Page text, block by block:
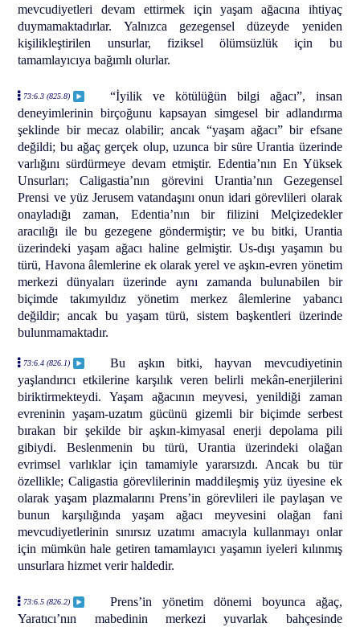
mevcudiyetleri devam ettirmek için yaşam ağacına ihtiyaç
duymamaktadırlar. Yalnızca gezegensel düzeyde yeniden
kişilikleştirilen unsurlar, fiziksel ölümsüzlük için bu
tamamlayıcıya bağımlı olurlar.
73:6.3 (825.8)
“İyilik ve kötülüğün bilgi ağacı”, insan
deneyimlerinin birçoğunu kapsayan simgesel bir adlandırma
şeklinde bir mecaz olabilir; ancak “yaşam ağacı” bir efsane
değildi; bu ağaç gerçek olup, uzunca bir süre Urantia üzerinde
varlığını sürdürmeye devam etmiştir. Edentia’nın En Yüksek
Unsurları; Caligastia’nın görevini Urantia’nın Gezegensel
Prensi ve yüz Jerusem vatandaşını onun idari görevlileri olarak
onayladığı zaman, Edentia’nın bir filizini Melçizedekler
aracılığı ile bu gezegene göndermiştir; ve bu bitki, Urantia
üzerindeki yaşam ağacı haline gelmiştir. Us-dışı yaşamın bu
türü, Havona âlemlerine ek olarak yerel ve aşkın-evren yönetim
merkezi dünyaları üzerinde aynı zamanda bulunabilen bir
biçimde takımyıldız yönetim merkez âlemlerine yabancı
değildir; ancak bu yaşam türü, sistem başkentleri üzerinde
bulunmamaktadır.
73:6.4 (826.1)
Bu aşkın bitki, hayvan mevcudiyetinin
yaşlandırıcı etkilerine karşılık veren belirli mekân-enerjilerini
biriktirmekteydi. Yaşam ağacının meyvesi, yenildiği zaman
evreninin yaşam-uzatım gücünü gizemli bir biçimde serbest
bırakan bir şekilde bir aşkın-kimyasal enerji depolama pili
gibiydi. Beslenmenin bu türü, Urantia üzerindeki olağan
evrimsel varlıklar için tamamiyle yararsızdı. Ancak bu tür
özellikle; Caligastia görevlilerinin maddileşmiş yüz üyesine ek
olarak yaşam plazmalarını Prens’in görevlileri ile paylaşan ve
bunun karşılığında yaşam ağacı meyvesini olağan fani
mevcudiyetlerinin sınırsız uzatımı amacıyla kullanmayı onlar
için mümkün hale getiren tamamlayıcı yaşamın iyeleri kılınmış
unsurlara hizmet verir haldedir.
73:6.5 (826.2)
Prens’in yönetim dönemi boyunca ağaç,
Yaratıcı’nın mabedinin merkezi yuvarlak bahçesinde